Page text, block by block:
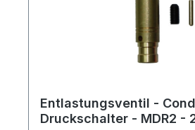
Entlastungsventil -
Druckschalter - MDR2 -